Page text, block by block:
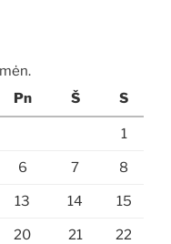
Pn Š S
1
6 7 8
13 14 15
20 21 22